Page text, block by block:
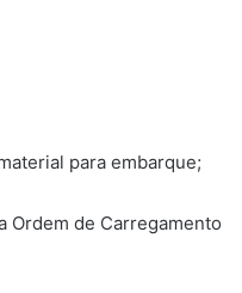
para embarque;
Ordem de Carregamento